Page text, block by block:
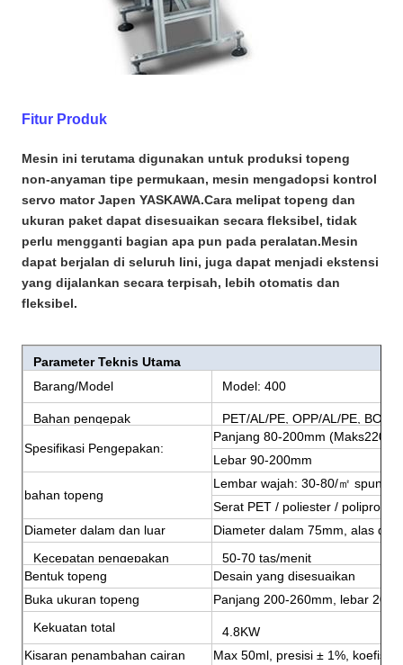
Fitur Produk
Mesin ini terutama digunakan untuk produksi topeng
non-anyaman tipe permukaan, mesin mengadopsi kontrol
servo mator Japen YASKAWA.Cara melipat topeng dan
ukuran paket dapat disesuaikan secara fleksibel, tidak
perlu mengganti bagian apa pun pada peralatan.Mesin
dapat berjalan di seluruh lini, juga dapat menjadi ekstensi
yang dijalankan secara terpisah, lebih otomatis dan
fleksibel.
Parameter Teknis Utama
Barang/Model
Model: 400
Bahan pengepak PET/AL/PE, OPP/AL/PE,
Spesifikasi Pengepakan:
Panjang 80-200mm
Lebar 90-200mm
bahan topeng
Lembar wajah: 30-80/㎡
Serat PET / poliester /
Diameter dalam dan luar
Diameter dalam 75mm, alas
Kecepatan pengepakan
50-70 tas/menit
Bentuk topeng
Desain yang disesuaikan
Buka ukuran topeng
Panjang 200-260mm, lebar 200-
Kekuatan total
4.8KW
Kisaran penambahan cairan
Max 50ml, presisi ± 1%,